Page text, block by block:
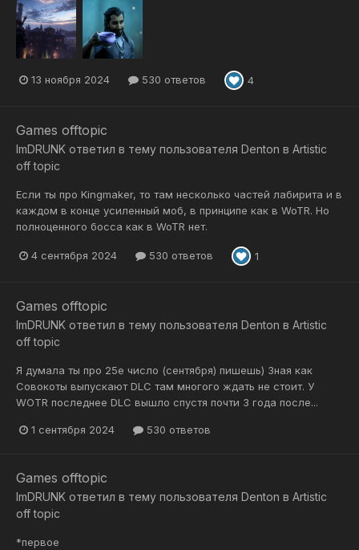
13 ноября 2024 530 ответов 4
Games offtopic
ImDRUNK ответил в тему пользователя Denton в Artistic
off topic
Если ты про Kingmaker, то там несколько частей лабирита и в
каждом в конце усиленный моб, в принципе как в WoTR. Но
полноценного босса как в WoTR нет.
4 сентября 2024 530 ответов 1
Games offtopic
ImDRUNK ответил в тему пользователя Denton в Artistic
off topic
Я думала ты про 25е число (сентября) пишешь) Зная как
Совокоты выпускают DLC там многого ждать не стоит. У
WOTR последнее DLC вышло спустя почти 3 года после...
1 сентября 2024 530 ответов
Games offtopic
ImDRUNK ответил в тему пользователя Denton в Artistic
off topic
*первое